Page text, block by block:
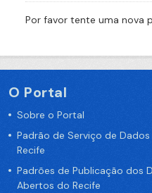
Por favor tente uma nova
O Portal
Sobre o Portal
Padrão de Serviço de
Recife
Padrões de Publicação dos
Abertos do Recife